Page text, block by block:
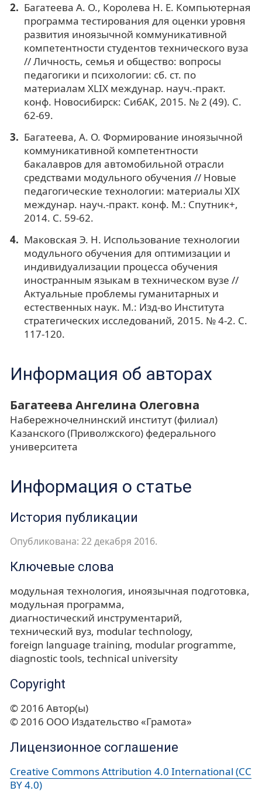
Багатеева А. О., Королева Н. Е. Компьютерная
программа тестирования для оценки уровня
развития иноязычной коммуникативной
компетентности студентов технического вуза
// Личность, семья и общество: вопросы
педагогики и психологии: сб. ст. по
материалам XLIX междунар. науч.-практ.
конф. Новосибирск: СибАК, 2015. № 2 (49). С.
62-69.
Багатеева, А. О. Формирование иноязычной
коммуникативной компетентности
бакалавров для автомобильной отрасли
средствами модульного обучения // Новые
педагогические технологии: материалы XIX
междунар. науч.-практ. конф. М.: Спутник+,
2014. С. 59-62.
Маковская Э. Н. Использование технологии
модульного обучения для оптимизации и
индивидуализации процесса обучения
иностранным языкам в техническом вузе //
Актуальные проблемы гуманитарных и
естественных наук. М.: Изд-во Института
стратегических исследований, 2015. № 4-2. С.
117-120.
Информация об авторах
Багатеева Ангелина Олеговна
Набережночелнинский институт (филиал)
Казанского (Приволжского) федерального
университета
Информация о статье
История публикации
Опубликована: 22 декабря 2016.
Ключевые слова
модульная технология иноязычная подготовка
модульная программа
диагностический инструментарий
технический вуз modular technology
foreign language training modular programme
diagnostic tools technical university
Copyright
© 2016 Автор(ы)
© 2016 ООО Издательство «Грамота»
Лицензионное соглашение
Creative Commons Attribution 4.0 International (CC
BY 4.0)